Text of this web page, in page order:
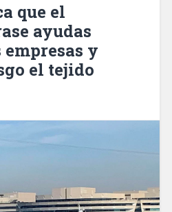
que el
ayudas
y
el tejido